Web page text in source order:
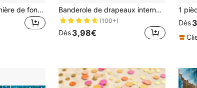
1 pièce pièce, bannière de fond photo d'astronaute de fusée spatiale, cadeau, planète spatiale, galaxie, décoration de table de gâteau pour fête d'anniversaire, accessoires de cabine photo, accessoires de studio, fournitures de fête
Banderole de drapeaux internationaux 24/48/50/100 pays, guirlande de drapeaux du monde, décoration de bannière pour festivals, clubs de sport, bars, célébrations et décorations de fête
(100+)
Dès3,98€
Dès